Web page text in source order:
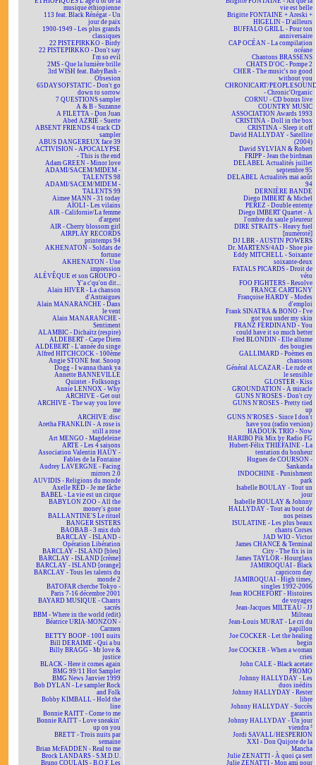
musique éthiopienne
113 feat. Black Rénégat - Un
jour de paix
1900-1949 - Les plus grands
classiques
22 PISTEPIRKKO - Birdy
22 PISTEPIRKKO - Don't say
I'm so evil
2MS - Que la lumière brille
3rd WISH feat. BabyBash -
Obsesion
65DAYSOFSTATIC - Don't go
down to sorrow
7 QUESTIONS sampler
A & B - Suzanne
A FILETTA - Don Juan
Abed AZRIÉ - Suerte
ABSENT FRIENDS 4 track CD
sampler
ABUS DANGEREUX face 39
ACTIVISION - APOCALYPSE
- This is the end
Adam GREEN - Minor love
ADAMI/SACEM/MIDEM -
TALENTS 98
ADAMI/SACEM/MIDEM -
TALENTS 99
Aimee MANN - 31 today
AÏOLI - Les vilains
AIR - Californie/La femme
d'argent
AIR - Cherry blossom girl
AIRPLAY RECORDS
printemps 94
AKHENATON - Soldats de
fortune
AKHENATON - Une
impression
ALÉVÊQUE et son GROUPO -
Y'a c'qu'on dit...
Alain HIVER - La chanson
d'Antraigues
Alain MANARANCHE - Dans
le vent
Alain MANARANCHE -
Sentiment
ALAMBIC - Dichaïtz (respire)
ALDEBERT - Carpe Diem
ALDEBERT - L'année du singe
Alfred HITCHCOCK - 100ème
Angie STONE feat. Snoop
Dogg - I wanna thank ya
Annette BANNEVILLE
Quintet - Folksongs
Annie LENNOX - Why
ARCHIVE - Get out
ARCHIVE - The way you love
me
ARCHIVE:disc
Aretha FRANKLIN - A rose is
still a rose
Art MENGO - Magdeleine
ARTE - Les 4 saisons
Association Valentin HAÜY -
Fables de la Fontaine
Audrey LAVERGNE - Facing
mirrors 2.0
AUVIDIS - Religions du monde
Axelle RED - Je me fâche
BABEL - La vie est un cirque
BABYLON ZOO - All the
money's gone
BALLANTINE'S Le rituel
BANGER SISTERS
BAOBAB - 3 mix dub
BARCLAY - ISLAND -
Opération Libération
BARCLAY - ISLAND [bleu]
BARCLAY - ISLAND [crème]
BARCLAY - ISLAND [orange]
BARCLAY - Tous les talents du
monde 2
BATOFAR cherche Tokyo -
Paris 7-16 décembre 2001
BAYARD MUSIQUE - Chants
sacrés
BBM - Where in the world (edit)
Béatrice URIA-MONZON -
Carmen
BETTY BOOP - 1001 nuits
Bill DERAIME - Qui a bu
Billy BRAGG - Mr love &
justice
BLACK - Here it comes again
BMG 99/11 Hot Sampler
BMG News Janvier 1999
Bob DYLAN - Le sampler Rock
and Folk
Bobby KIMBALL - Hold the
line
Bonnie RAITT - Come to me
Bonnie RAITT - Love sneakin'
up on you
BRETT - Trois nuits par
semaine
Brian McFADDEN - Real to me
Brock LANDARS - S.M.D.U.
Bruno COULAIS - B.O.F. Les
vie est belle
Brigitte FONTAINE + Areski +
HIGELIN - D'ailleurs
BUFFALO GRILL - Pour ton
anniversaire
CAP OCÉAN - La compilation
océane
Chantons BRASSENS
CHATS D'OC - Pompe 2
CHER - The music's no good
without you
CHRONICART/
- Chronic'Organic
CORNU - CD bonus live
COUNTRY MUSIC
ASSOCIATION Awards 1993
CRISTINA - Doll in the box
CRISTINA - Sleep it off
David HALLYDAY - Satellite
(2004)
David SYLVIAN & Robert
FRIPP - Jean the birdman
DELABEL Actualités juillet
septembre 95
DELABEL Actualités mai août
94
DERNIÈRE BANDE
Diego IMBERT & Michel
PEREZ - Double entente
Diego IMBERT Quartet - À
l'ombre du saule pleureur
DIRE STRAITS - Heavy fuel
[numéroté]
DJ LBR - AUSTIN POWERS
Dr. MARTENS/4AD - Shoe pie
Eddy MITCHELL - Soixante
soixante-deux
FATALS PICARDS - Droit de
véto
FOO FIGHTERS - Resolve
FRANCE CARTIGNY
Françoise HARDY - Modes
d'emploi
Frank SINATRA & BONO - I've
got you under my skin
FRANZ FERDINAND - You
could have it so much better
Fred BLONDIN - Elle allume
des bougies
GALLIMARD - Poèmes en
chansons
Général ALCAZAR - Le rude et
le sensible
GLOSTER - Kiss
GROUNDATION - A miracle
GUNS N'ROSES - Don't cry
GUNS N'ROSES - Pretty tied
up
GUNS N'ROSES - Since I don't
have you (radio version)
HADOUK TRIO - Now
HARIBO Pik Mix by Radio FG
Hubert-Félix THIÉFAINE - La
tentation du bonheur
Hugues de COURSON -
Sankanda
INDOCHINE - Punishment
park
Isabelle BOULAY - Tout un
jour
Isabelle BOULAY & Johnny
HALLYDAY - Tout au bout de
nos peines
ISULATINE - Les plus beaux
chants Corses
JAD WIO - Victor
James CHANCE & Terminal
City - The fix is in
James TAYLOR - Hourglass
JAMIROQUAI - Black
capricorn day
JAMIROQUAI - High times,
singles 1992-2006
Jean ROCHEFORT - Histoires
de voyages
Jean-Jacques MILTEAU - JJ
Milteau
Jean-Louis MURAT - Le cri du
papillon
Joe COCKER - Let the healing
begin
Joe COCKER - When a woman
cries
John CALE - Black acetate
PROMO
Johnny HALLYDAY - Les
duos inédits
Johnny HALLYDAY - Rester
libre
Johnny HALLYDAY - Succès
garantis
Johnny HALLYDAY - Un jour
viendra ²
Jordi SAVALL/HESPERION
XXI - Don Quijote de la
Mancha
Julie ZENATTI - À quoi ça sert
Julie ZENATTI - Mon ami pour